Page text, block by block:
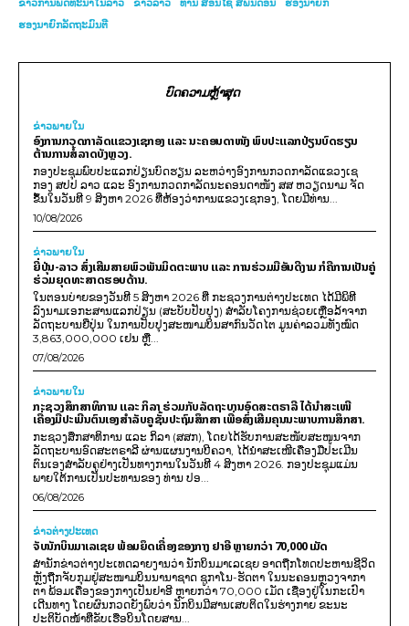
ຮອງນາຍົກລັດຖະມົນຕີ
ບົດຄວາມຫຼ້າສຸດ
ຂ່າວພາຍ​ໃນ
ອົງການກວດກາລັດແຂວງເຊກອງ ແລະ ນະຄອນດາໜັງ ພົບປະແລກປ່ຽນບົດຮຽນ
ຕ້ານການສໍ້ລາດບັງຫຼວງ.
ກອງປະຊຸມພົບປະແລກປ່ຽນບົດຮຽນ ລະຫວ່າງອົງການກວດກາລັດແຂວງເຊ
ກອງ ສປປ ລາວ ແລະ ອົງການກວດກາລັດນະຄອນດາໜັງ ສສ ຫວຽດນາມ ຈັດ
ຂຶ້ນໃນວັນທີ 9 ສິງຫາ 2026 ທີ່ຫ້ອງວ່າການແຂວງເຊກອງ, ໂດຍມີທ່ານ...
10/08/2026
ຂ່າວພາຍ​ໃນ
ຍີ່ປຸ່ນ-ລາວ ສົ່ງເສີມສາຍພົວພັນມິດຕະພາບ ແລະ ການຮ່ວມມືອັນດີງາມ ກໍຄືການເປັນຄູ່
ຮ່ວມຍຸດທະສາດຮອບດ້ານ.
ໃນຕອນບ່າຍຂອງວັນທີ 5 ສິງຫາ 2026 ທີ່ ກະຊວງການຕ່າງປະເທດ ໄດ້ມີພິທີ
ລົງນາມເອກະສານແລກປ່ຽນ (ສະບັບປັບປຸງ) ສໍາລັບໂຄງການຊ່ວຍເຫຼືອລ້າຈາກ
ລັດຖະບານຍີ່ປຸ່ນ ໃນການປັບປຸງສະໜາມບິນສາກົນວັດໄຕ ມູນຄ່າລວມທັງໝົດ
3,863,000,000 ເຢນ ຫຼື...
07/08/2026
ຂ່າວພາຍ​ໃນ
ກະຊວງສຶກສາທິການ ແລະ ກິລາ ຮ່ວມກັບລັດຖະບານອົດສະຕຣາລີ ໄດ້ນຳສະເໜີ
ເຄື່ອງມືປະເມີນຕົນເອງສຳລັບຄູຊັ້ນປະຖົມສຶກສາ ເພື່ອສົ່ງເສີມຄຸນນະພາບການສຶກສາ.
ກະຊວງສຶກສາທິການ ແລະ ກິລາ (ສສກ), ໂດຍໄດ້ຮັບການສະໜັບສະໜູນຈາກ
ລັດຖະບານອົດສະຕຣາລີ ຜ່ານແຜນງານບີຄວາ, ໄດ້ນຳສະເໜີເຄື່ອງມືປະເມີນ
ຕົນເອງສຳລັບຄູຢ່າງເປັນທາງການໃນວັນທີ 4 ສິງຫາ 2026. ກອງປະຊຸມແມ່ນ
ພາຍໃຕ້ການເປັນປະທານຂອງ ທ່ານ ປອ...
06/08/2026
ຂ່າວຕ່າງປະເທດ
ຈັບນັກບິນມາເລເຊຍ ພ້ອມຍຶດເຄື່ອງຂອງກາງ ຢາອີ ຫຼາຍກວ່າ 70,000 ເມັດ
ສຳນັກຂ່າວຕ່າງປະເທດລາຍງານວ່າ ນັກບິນມາເລເຊຍ ອາດຖືກໂທດປະຫານຊີວິດ
ຫຼັງຖືກຈັບກຸມຢູ່ສະໜາມບິນນານາຊາດ ຊູກາໂນ-ຮັດຕາ ໃນນະຄອນຫຼວງຈາກາ
ຕາ ພ້ອມເຄື່ອງຂອງກາງເປັນຢາອີ ຫຼາຍກວ່າ 70,000 ເມັດ ເຊື່ອງຢູ່ໃນກະເປົາ
ເດີນທາງ ໂດຍຜົນກວດຍັງພົບວ່າ ນັກບິນມີສານເສບຕິດໃນຮ່າງກາຍ ຂະນະ
ປະຕິບັດໜ້າທີ່ຂັບເຮືອບິນໂດຍສານ...